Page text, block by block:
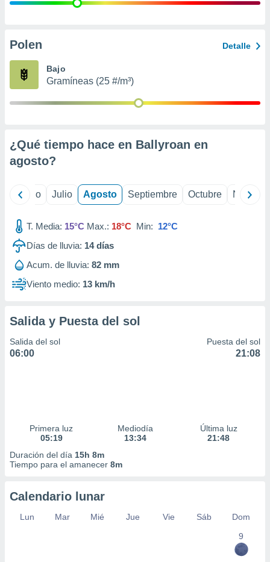
e
publicidad
Polen Detalle
Bajo
Gramíneas (25 #/m³)
¿Qué tiempo hace en Ballyroan en
agosto?
Junio Julio Agosto Septiembre Octubre
T. Media: 15°C Max.: 18°C Min: 12°C
Días de lluvia: 14días
Acum. de lluvia: 82 mm
Viento medio: 13 km/h
Salida y Puesta del sol
Salida del sol
06:00
Puesta del sol
21:08
Primera luz
05:19
Mediodía
13:34
Última luz
21:48
Duración del día 15h 8m
Tiempo para el amanecer 8m
Calendario lunar
Lun Mar Mié Jue Vie Sáb
Dom
9